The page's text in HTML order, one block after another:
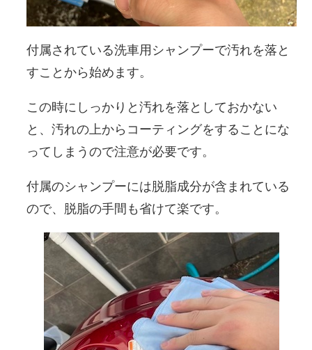
付属されている洗車用シャンプーで汚れを落と
すことから始めます。
この時にしっかりと汚れを落としておかない
と、汚れの上からコーティングをすることにな
ってしまうので注意が必要です。
付属のシャンプーには脱脂成分が含まれている
ので、脱脂の手間も省けて楽です。